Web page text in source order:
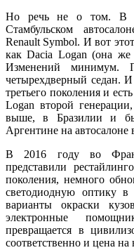
Но речь не о том. В
Стамбульском
Renault Symbol. И вот
как Dacia Logan (она же
Изменений минимум.
четырехдверный седан.
третьего поколения и
Logan второй
выше, в Бразилии и
Аргентине на автосалоне
В 2016 году во
представили
поколения, немного
светодиодную оптику в
варианты окраски
электронные
превращается в
соответственно и цена на